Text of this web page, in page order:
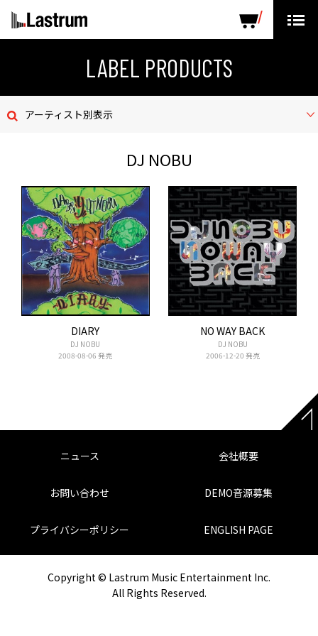
LABEL PRODUCTS
デモテープ
プライバシーポリシー
ENGLISH PAGE
LABEL PRODUCTS
アーティスト別表示
DJ NOBU
DIARY
DJ NOBU
2008-08-06 発売
NO WAY BACK
DJ NOBU
2006-12-20 発売
ニュース 会社概要
お問い合わせ DEMO音源募集
プライバシーポリシー ENGLISH PAGE
Copyright © Lastrum Music Entertainment Inc.
All Rights Reserved.